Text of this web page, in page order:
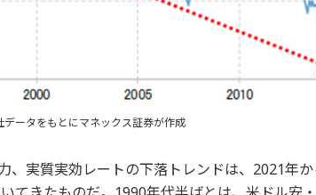
データをもとにマネックス証券が作成
、実質実効レートの下落トレンドは、2021年か